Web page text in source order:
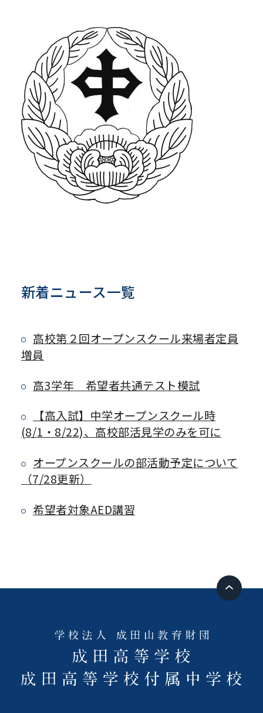
新着ニュース一覧
高校第２回オープンスクール来場者定員
増員
高3学年 希望者共通テスト模試
【高入試】中学オープンスクール時
(8/1・8/22)、高校部活見学のみを可に
オープンスクールの部活動予定について
（7/28更新）
希望者対象AED講習